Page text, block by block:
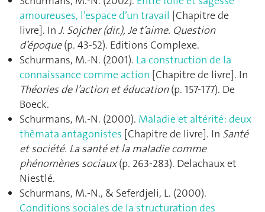
amoureuses, l’espace d’un travail [Chapitre de
livre]. In J. Sojcher (dir.), Je t’aime. Question
d’époque(p. 43‑52). Editions Complexe.
Schurmans, M.-N. (2001). La construction de la
connaissance comme action [Chapitre de livre]. In
Théories de l’action et éducation(p. 157‑177). De
Boeck.
Schurmans, M.-N. (2000). Maladie et altérité: deux
thêmata antagonistes [Chapitre de livre]. In Santé
et société. La santé et la maladie comme
phénomènes sociaux(p. 263‑283). Delachaux et
Niestlé.
Schurmans, M.-N., & Seferdjeli, L. (2000).
Conditions sociales de la structuration des